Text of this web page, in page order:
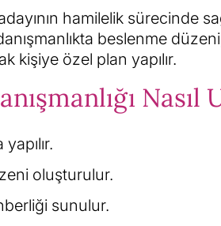
hamilelik sürecinde
beslenme
kişiye özel plan yapılır.
Nasıl
oluşturulur.
sunulur.